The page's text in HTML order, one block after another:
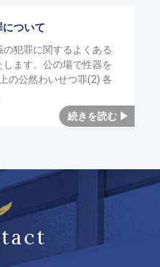
ついて
犯罪に関するよくある
ます。公の場で性器を
の公然わいせつ罪(2) 各